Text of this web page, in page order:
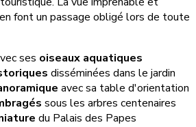
font un passage obligé lors de toute
ses oiseaux aquatiques
disséminées dans le jardin
avec sa table d'orientation
sous les arbres centenaires
du Palais des Papes